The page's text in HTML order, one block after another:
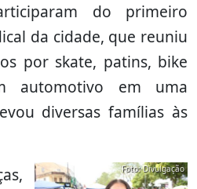
do primeiro
da cidade, que reuniu
por skate, patins, bike
automotivo em uma
diversas famílias às
Foto: Divulgação